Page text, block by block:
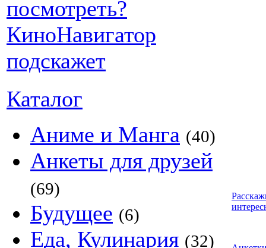
Каталог
Аниме и Манга (40)
Анкеты для друзей
(69)
Будущее (6)
Еда, Кулинария (32)